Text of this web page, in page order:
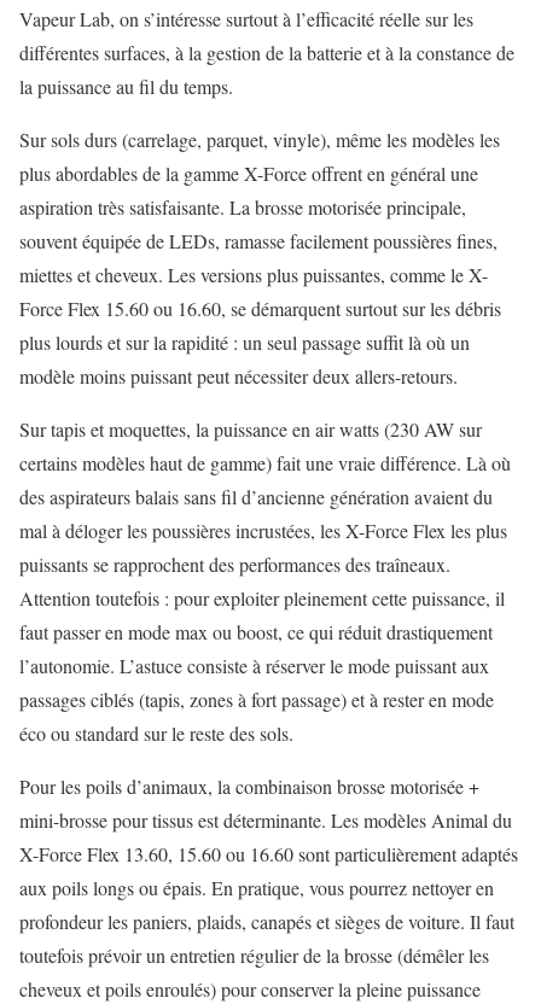
Vapeur Lab, on s’intéresse surtout à l’efficacité réelle sur les
différentes surfaces, à la gestion de la batterie et à la constance de
la puissance au fil du temps.
Sur sols durs (carrelage, parquet, vinyle), même les modèles les
plus abordables de la gamme X-Force offrent en général une
aspiration très satisfaisante. La brosse motorisée principale,
souvent équipée de LEDs, ramasse facilement poussières fines,
miettes et cheveux. Les versions plus puissantes, comme le X-
Force Flex 15.60 ou 16.60, se démarquent surtout sur les débris
plus lourds et sur la rapidité : un seul passage suffit là où un
modèle moins puissant peut nécessiter deux allers-retours.
Sur tapis et moquettes, la puissance en air watts (230 AW sur
certains modèles haut de gamme) fait une vraie différence. Là où
des aspirateurs balais sans fil d’ancienne génération avaient du
mal à déloger les poussières incrustées, les X-Force Flex les plus
puissants se rapprochent des performances des traîneaux.
Attention toutefois : pour exploiter pleinement cette puissance, il
faut passer en mode max ou boost, ce qui réduit drastiquement
l’autonomie. L’astuce consiste à réserver le mode puissant aux
passages ciblés (tapis, zones à fort passage) et à rester en mode
éco ou standard sur le reste des sols.
Pour les poils d’animaux, la combinaison brosse motorisée +
mini-brosse pour tissus est déterminante. Les modèles Animal du
X-Force Flex 13.60, 15.60 ou 16.60 sont particulièrement adaptés
aux poils longs ou épais. En pratique, vous pourrez nettoyer en
profondeur les paniers, plaids, canapés et sièges de voiture. Il faut
toutefois prévoir un entretien régulier de la brosse (démêler les
cheveux et poils enroulés) pour conserver la pleine puissance